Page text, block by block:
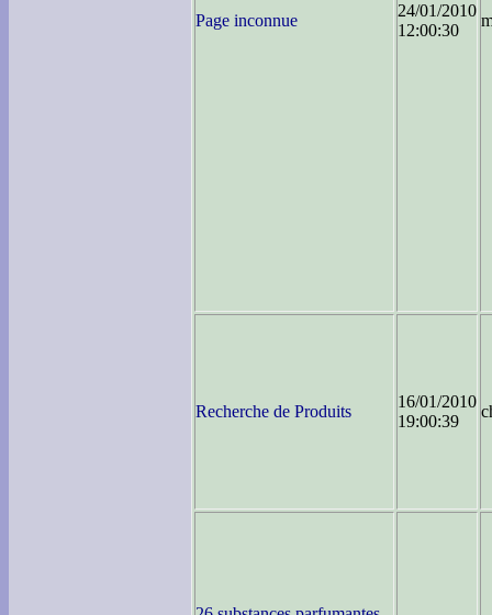
Page inconnue
24/01/2010
12:00:30
Recherche de Produits
16/01/2010
19:00:39